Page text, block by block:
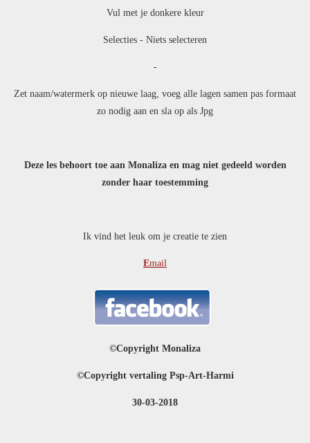
Vul met je donkere kleur
Selecties - Niets selecteren
-
Zet naam/watermerk op nieuwe laag, voeg alle lagen samen pas formaat
zo nodig aan en sla op als Jpg
Deze les behoort toe aan Monaliza en mag niet gedeeld worden
zonder haar toestemming
Ik vind het leuk om je creatie te zien
Email
©Copyright Monaliza
©Copyright vertaling Psp-Art-Harmi
30-03-2018